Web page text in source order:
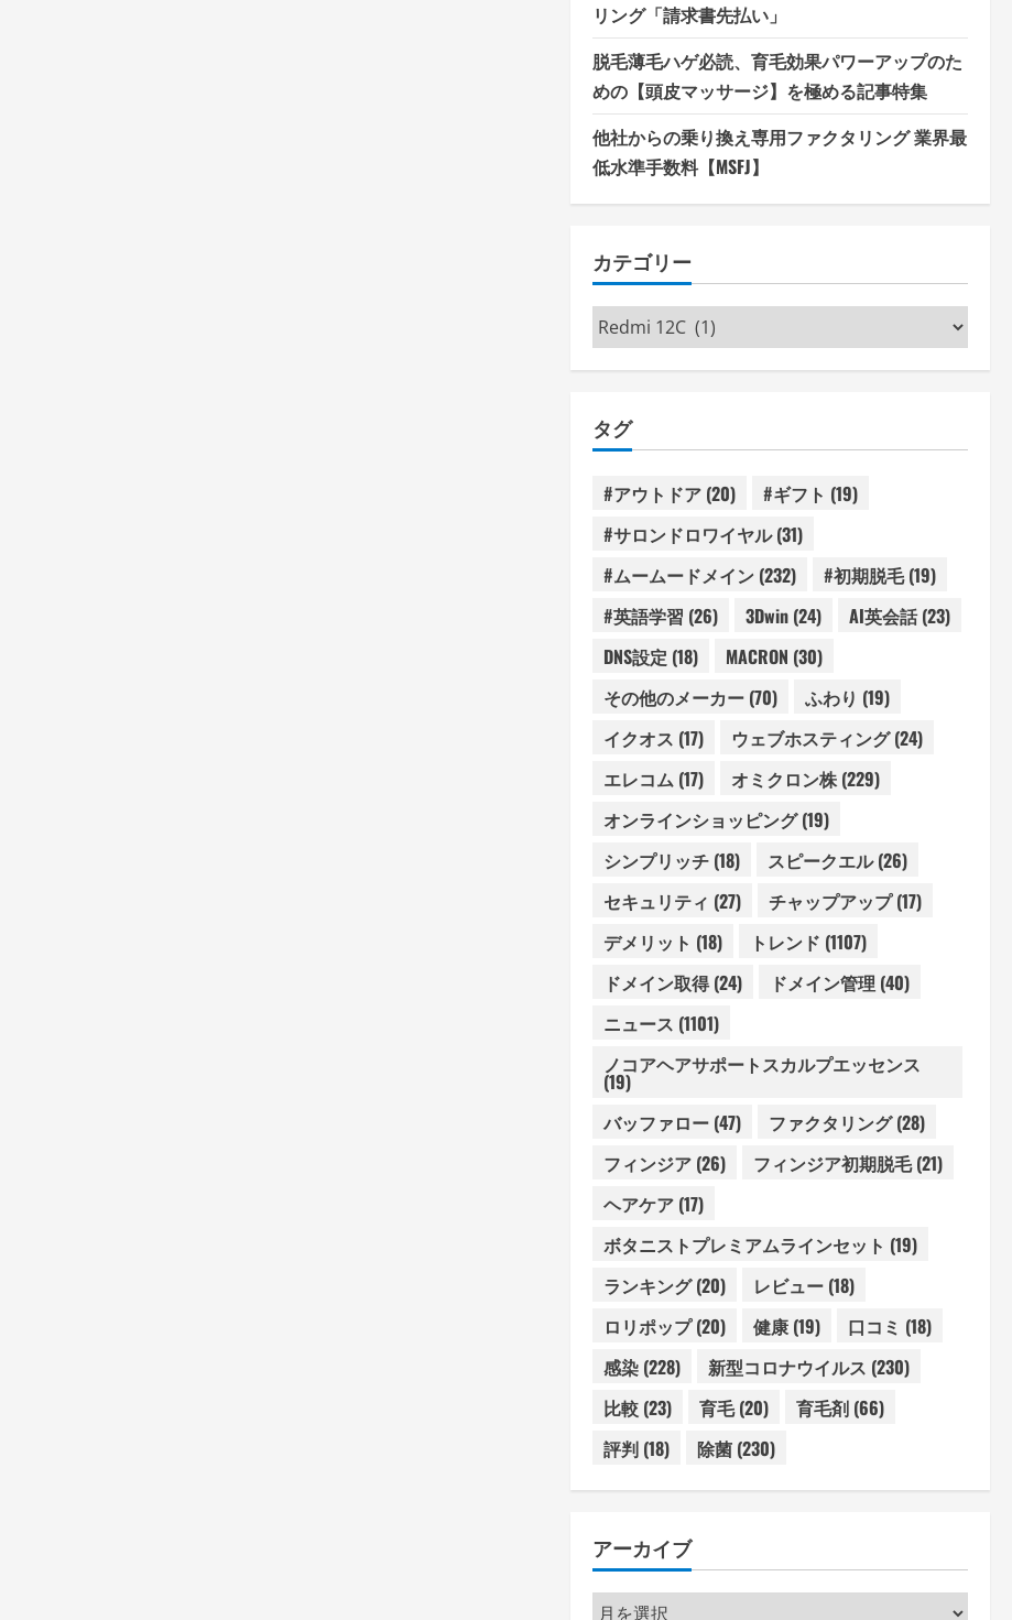
リング「請求書先払い」
脱毛薄毛ハゲ必読、育毛効果パワーアップのた
めの【頭皮マッサージ】を極める記事特集
他社からの乗り換え専用ファクタリング 業界最
低水準手数料【MSFJ】
カテゴリー
カ
テ
ー
タグ
#アウトドア(20) #ギフト (19)
#サロンドロワイヤル(31)
#ムームードメイン(232) #初期脱毛(19)
#英語学習 (26) 3Dwin(24) AI英会話(23)
DNS設定 (18) MACRON (30)
その他のメーカー(70) ふわり (19)
イクオス (17) ウェブホスティング(24)
エレコム(17) オミクロン株(229)
オンラインショッピング(19)
シンプリッチ(18) スピークエル(26)
セキュリティ (27) チャップアップ(17)
デメリット (18) トレンド (1107)
ドメイン取得(24) ドメイン管理 (40)
ニュース (1101)
ノコアヘアサポートスカルプエッセンス
(19)
バッファロー(47) ファクタリング(28)
フィンジア(26) フィンジア初期脱毛(21)
ヘアケア(17)
ボタニストプレミアムラインセット (19)
ランキング(20) レビュー(18)
ロリポップ(20) 健康(19) 口コミ (18)
感染(228) 新型コロナウイルス (230)
比較(23) 育毛(20) 育毛剤(66)
評判(18) 除菌(230)
アーカイブ
ア